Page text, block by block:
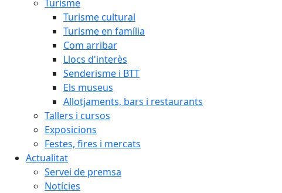
Turisme
Turisme cultural
Turisme en família
Com arribar
Llocs d'interès
Senderisme i BTT
Els museus
Allotjaments, bars i restaurants
Tallers i cursos
Exposicions
Festes, fires i mercats
Actualitat
Servei de premsa
Notícies